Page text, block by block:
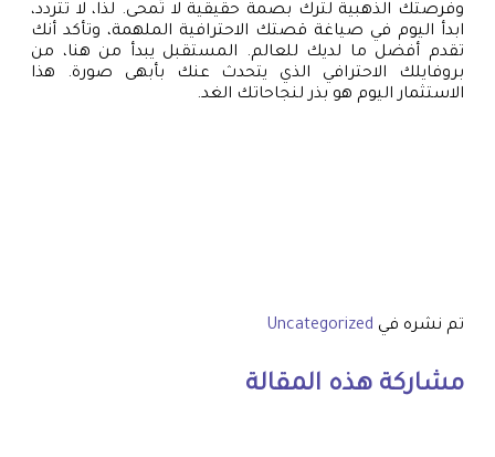
وفرصتك الذهبية لترك بصمة حقيقية لا تُمحى. لذا، لا تتردد،
ابدأ اليوم في صياغة قصتك الاحترافية الملهمة، وتأكد أنك
تقدم أفضل ما لديك للعالم. المستقبل يبدأ من هنا، من
بروفايلك الاحترافي الذي يتحدث عنك بأبهى صورة. هذا
الاستثمار اليوم هو بذر لنجاحاتك الغد.
تم نشره في Uncategorized
مشاركة هذه المقالة